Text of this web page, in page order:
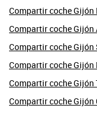
Compartir coche Gijón
Compartir coche Gijón
Compartir coche Gijón
Compartir coche Gijón
Compartir coche Gijón
Compartir coche Gijón